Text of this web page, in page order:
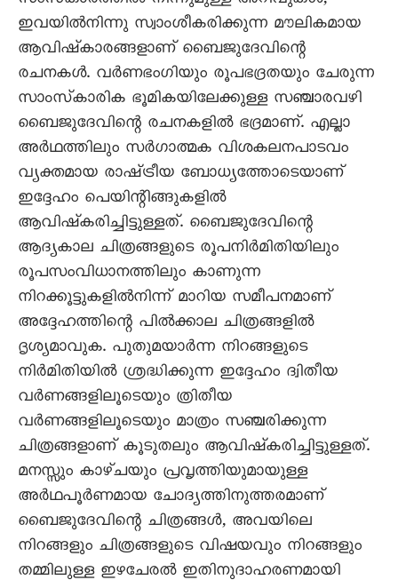
ഇവയിൽനിന്നു സ്വാംശീകരിക്കുന്ന മൗലികമായ
ആവിഷ്‌കാരങ്ങളാണ്‌ ബൈജുദേവിന്റെ
രചനകൾ. വർണഭംഗിയും രൂപഭദ്രതയും ചേരുന്ന
സാംസ്‌കാരിക ഭൂമികയിലേക്കുള്ള സഞ്ചാരവഴി
ബൈജുദേവിന്റെ രചനകളിൽ ഭദ്രമാണ്‌. എല്ലാ
അർഥത്തിലും സർഗാത്മക വിശകലനപാടവം
വ്യക്തമായ രാഷ്‌ട്രീയ ബോധ്യത്തോടെയാണ്‌
ഇദ്ദേഹം പെയിന്റിങ്ങുകളിൽ
ആവിഷ്‌കരിച്ചിട്ടുള്ളത്‌. ബൈജുദേവിന്റെ
ആദ്യകാല ചിത്രങ്ങളുടെ രൂപനിർമിതിയിലും
രൂപസംവിധാനത്തിലും കാണുന്ന
നിറക്കൂട്ടുകളിൽനിന്ന്‌ മാറിയ സമീപനമാണ്‌
അദ്ദേഹത്തിന്റെ പിൽക്കാല ചിത്രങ്ങളിൽ
ദൃശ്യമാവുക. പുതുമയാർന്ന നിറങ്ങളുടെ
നിർമിതിയിൽ ശ്രദ്ധിക്കുന്ന ഇദ്ദേഹം ദ്വിതീയ
വർണങ്ങളിലൂടെയും ത്രിതീയ
വർണങ്ങളിലൂടെയും മാത്രം സഞ്ചരിക്കുന്ന
ചിത്രങ്ങളാണ്‌ കൂടുതലും ആവിഷ്‌കരിച്ചിട്ടുള്ളത്‌.
മനസ്സും കാഴ്‌ചയും പ്രവൃത്തിയുമായുള്ള
അർഥപൂർണമായ ചോദ്യത്തിനുത്തരമാണ്‌
ബൈജുദേവിന്റെ ചിത്രങ്ങൾ, അവയിലെ
നിറങ്ങളും ചിത്രങ്ങളുടെ വിഷയവും നിറങ്ങളും
തമ്മിലുള്ള ഇഴചേരൽ ഇതിനുദാഹരണമായി